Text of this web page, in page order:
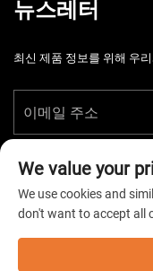
뉴스레터
최신 제품 정보를 위해 우
Copyright © 2026 중국 타
We value your
We use cookies and
don't want to accept all